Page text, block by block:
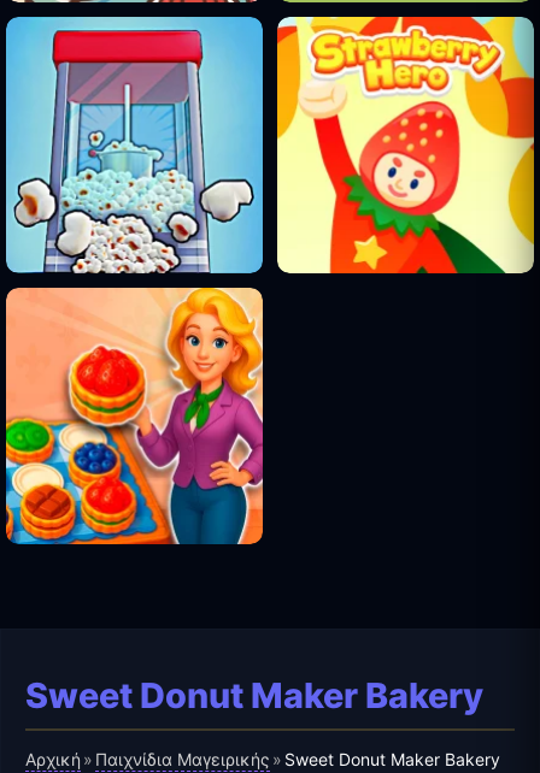
Sweet Donut Maker Bakery
Αρχική » Παιχνίδια Μαγειρικής » Sweet Donut Maker Bakery